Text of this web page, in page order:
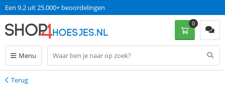
Een 9.2 uit 25.000+ beoordelingen
Menu
0
Terug
Terug